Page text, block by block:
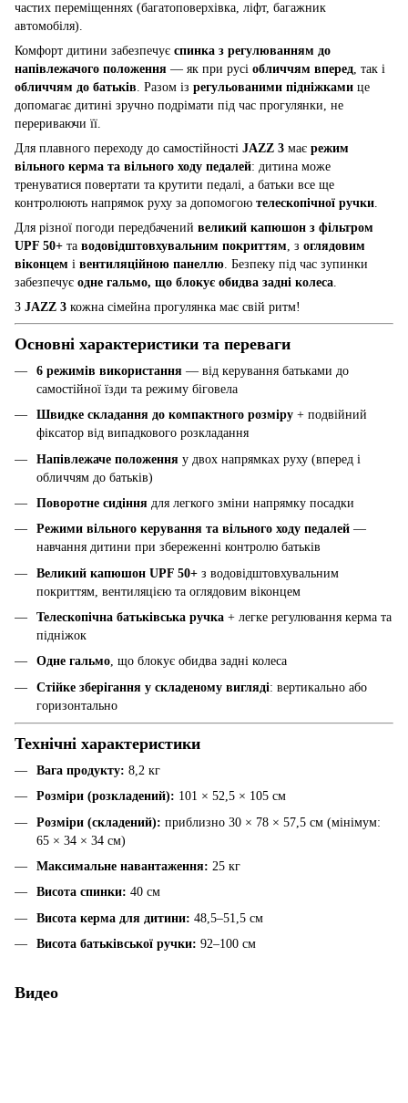
частих переміщеннях (багатоповерхівка, ліфт, багажник
автомобіля).
Комфорт дитини забезпечує спинка з регулюванням до
напівлежачого положення — як при русі обличчям вперед, так і
обличчям до батьків. Разом із регульованими підніжками це
допомагає дитині зручно подрімати під час прогулянки, не
перериваючи її.
Для плавного переходу до самостійності JAZZ 3 має режим
вільного керма та вільного ходу педалей: дитина може
тренуватися повертати та крутити педалі, а батьки все ще
контролюють напрямок руху за допомогою телескопічної ручки.
Для різної погоди передбачений великий капюшон з фільтром
UPF 50+ та водовідштовхувальним покриттям, з оглядовим
віконцем і вентиляційною панеллю. Безпеку під час зупинки
забезпечує одне гальмо, що блокує обидва задні колеса.
З JAZZ 3 кожна сімейна прогулянка має свій ритм!
Основні характеристики та переваги
6 режимів використання — від керування батьками до
самостійної їзди та режиму біговела
Швидке складання до компактного розміру + подвійний
фіксатор від випадкового розкладання
Напівлежаче положення у двох напрямках руху (вперед і
обличчям до батьків)
Поворотне сидіння для легкого зміни напрямку посадки
Режими вільного керування та вільного ходу педалей —
навчання дитини при збереженні контролю батьків
Великий капюшон UPF 50+ з водовідштовхувальним
покриттям, вентиляцією та оглядовим віконцем
Телескопічна батьківська ручка + легке регулювання керма та
підніжок
Одне гальмо, що блокує обидва задні колеса
Стійке зберігання у складеному вигляді: вертикально або
горизонтально
Технічні характеристики
Вага продукту: 8,2 кг
Розміри (розкладений): 101 × 52,5 × 105 см
Розміри (складений): приблизно 30 × 78 × 57,5 см (мінімум:
65 × 34 × 34 см)
Максимальне навантаження: 25 кг
Висота спинки: 40 см
Висота керма для дитини: 48,5–51,5 см
Висота батьківської ручки: 92–100 см
Видео